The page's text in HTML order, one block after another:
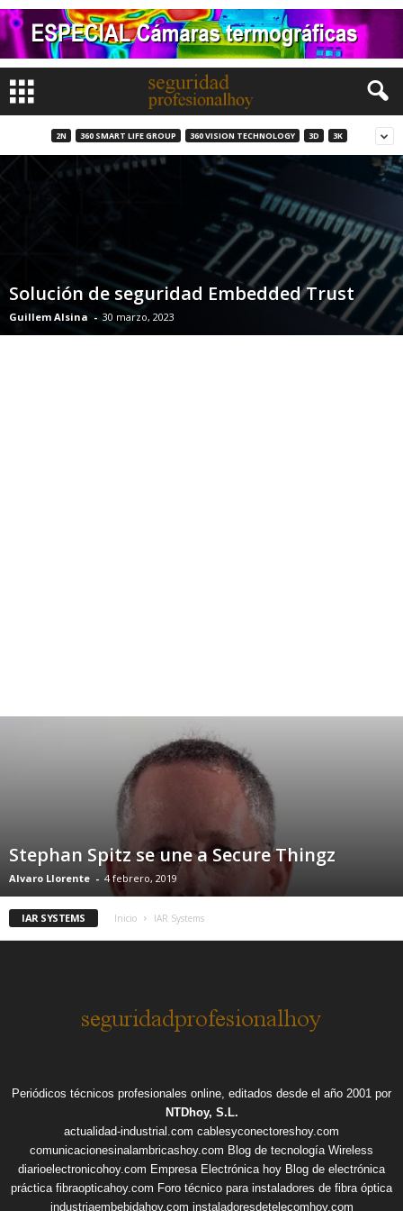
2N 360 SMART LIFE GROUP 360 VISION TECHNOLOGY 3D 3K
Solución de seguridad Embedded Trust
Guillem Alsina - 30 marzo, 2023
Stephan Spitz se une a Secure Thingz
Alvaro Llorente - 4 febrero, 2019
IAR SYSTEMS Inicio IAR Systems
Periódicos técnicos profesionales online, editados desde el año 2001 por
NTDhoy, S.L.
actualidad-industrial.com cablesyconectoreshoy.com
comunicacionesinalambricashoy.com Blog de tecnología Wireless
diarioelectronicohoy.com Empresa Electrónica hoy Blog de electrónica
práctica fibraopticahoy.com Foro técnico para instaladores de fibra óptica
industriaembebidahoy.com instaladoresdetelecomhoy.com